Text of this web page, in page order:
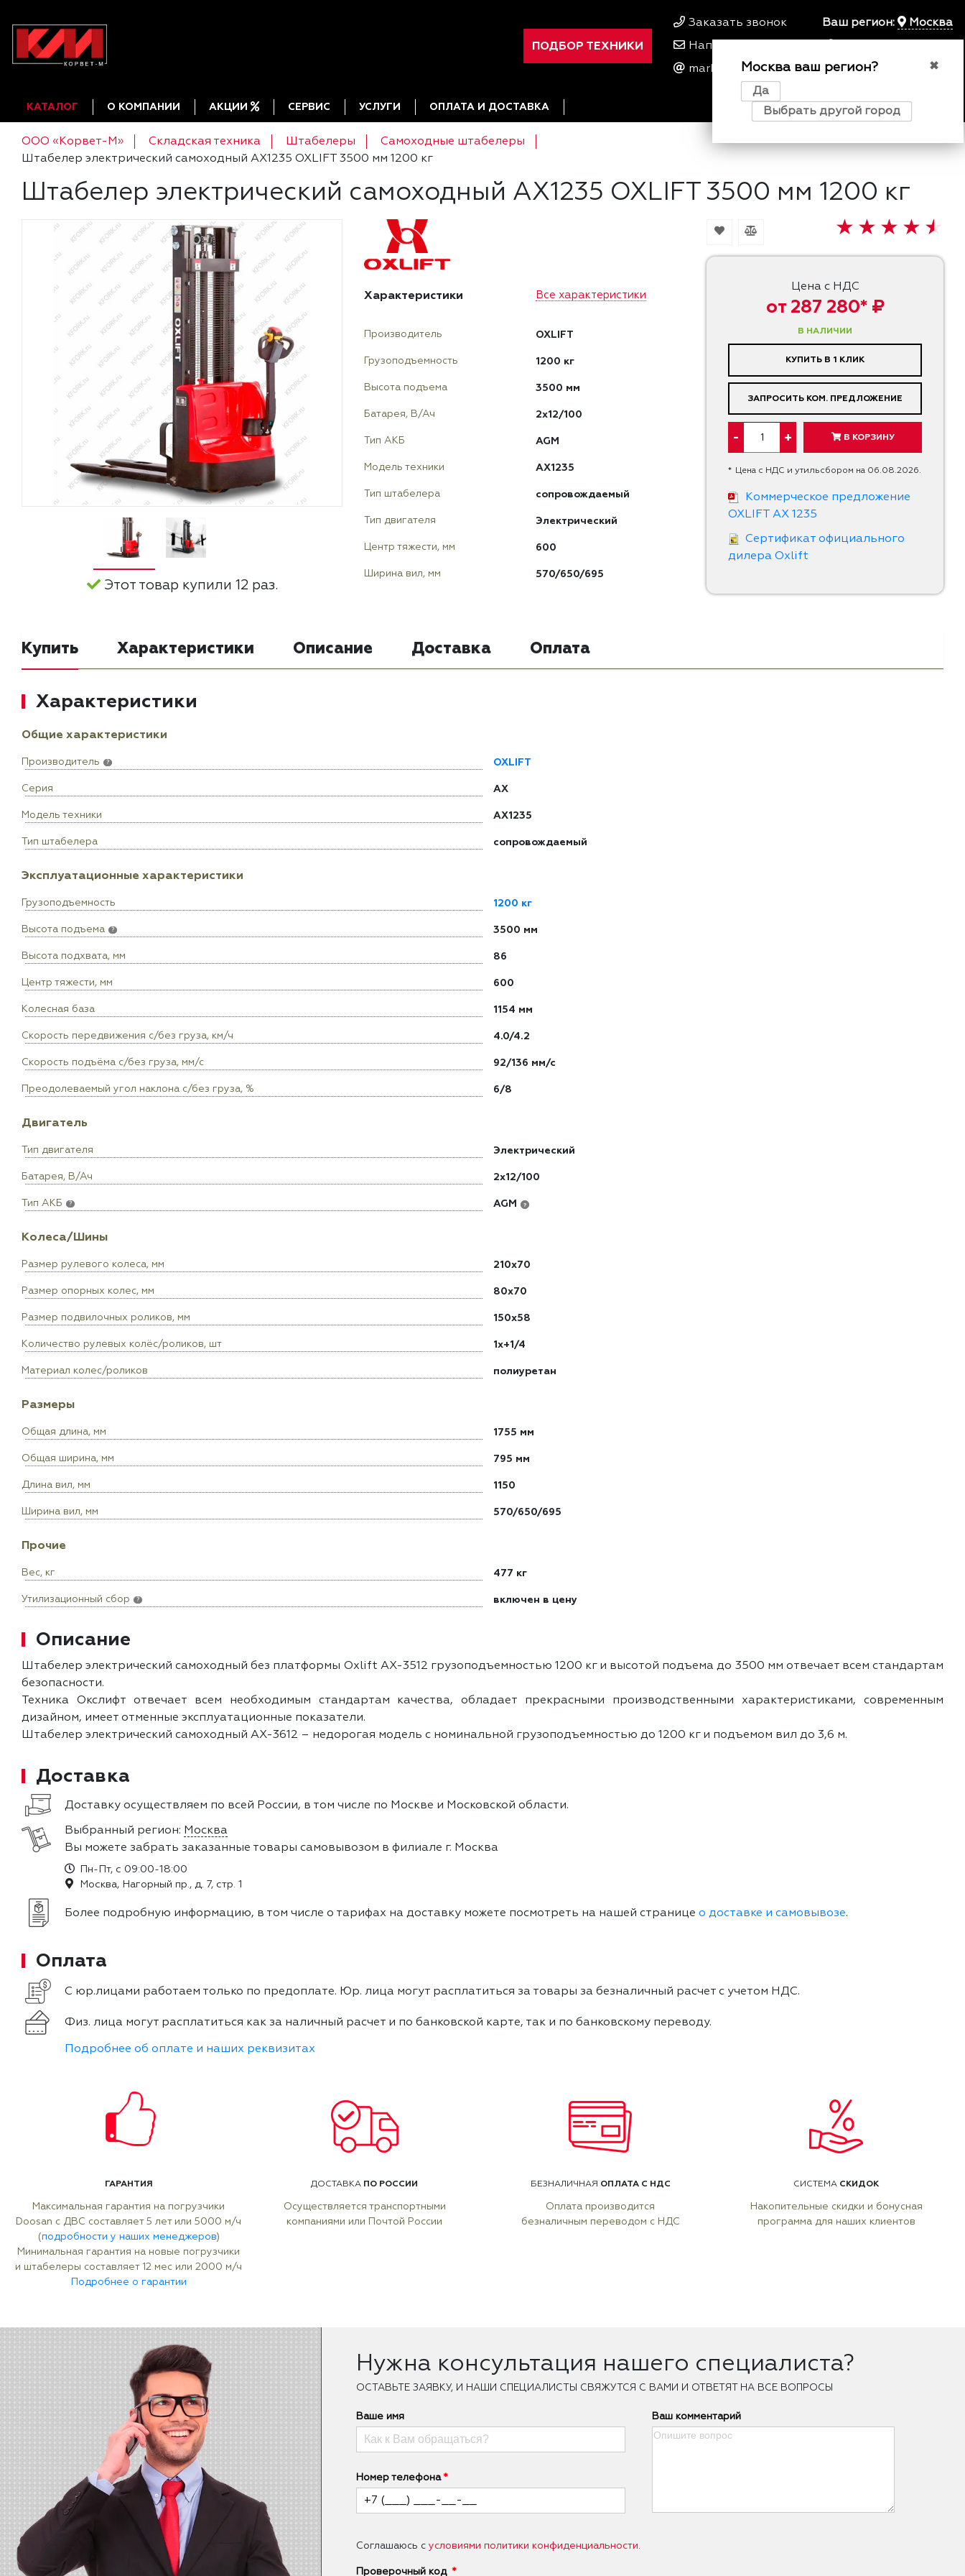
ПОДБОР ТЕХНИКИ
Заказать звонок
Написать нам
marketing@kfork.ru
Ваш регион: Москва
✖
Москва ваш регион?
Да
Выбрать другой город
Пн-Пт 9
00
КАТАЛОГ О КОМПАНИИ АКЦИИ СЕРВИС УСЛУГИ ОПЛАТА И ДОСТАВКА 0
ООО «Корвет-М» Складская техника Штабелеры
Самоходные штабелеры
Штабелер электрический самоходный AX1235 OXLIFT 3500 мм 1200 кг
Штабелер электрический самоходный AX1235 OXLIFT 3500 мм 1200 кг
Цена с НДС
от 287 280* ₽
В НАЛИЧИИ
КУПИТЬ В 1 КЛИК
ЗАПРОСИТЬ КОМ. ПРЕДЛОЖЕНИЕ
- + В КОРЗИНУ
* Цена с НДС и утильсбором на 06.08.2026.
Коммерческое предложение
OXLIFT AX 1235
Cертификат официального
дилера Oxlift
Этот товар купили 12 раз.
Характеристики Все характеристики
Производитель OXLIFT
Грузоподъемность 1200 кг
Высота подъема 3500 мм
Батарея, В/Ач 2х12/100
Тип АКБ AGM
Модель техники AX1235
Тип штабелера сопровождаемый
Тип двигателя Электрический
Центр тяжести, мм 600
Ширина вил, мм 570/650/695
Купить Характеристики Описание Доставка Оплата
Характеристики
Общие характеристики
Производитель ? OXLIFT
Серия AX
Модель техники AX1235
Тип штабелера сопровождаемый
Эксплуатационные характеристики
Грузоподъемность 1200 кг
Высота подъема ? 3500 мм
Высота подхвата, мм 86
Центр тяжести, мм 600
Колесная база 1154 мм
Скорость передвижения с/без груза, км/ч 4.0/4.2
Скорость подъёма с/без груза, мм/с 92/136 мм/с
Преодолеваемый угол наклона с/без груза, % 6/8
Двигатель
Тип двигателя Электрический
Батарея, В/Ач 2х12/100
Тип АКБ ? AGM ?
Колеса/Шины
Размер рулевого колеса, мм 210x70
Размер опорных колес, мм 80x70
Размер подвилочных роликов, мм 150x58
Количество рулевых колёс/роликов, шт 1x+1/4
Материал колес/роликов полиуретан
Размеры
Общая длина, мм 1755 мм
Общая ширина, мм 795 мм
Длина вил, мм 1150
Ширина вил, мм 570/650/695
Прочие
Вес, кг 477 кг
Утилизационный сбор ? включен в цену
Описание
Штабелер электрический самоходный без платформы Oxlift AX-3512 грузоподъемностью 1200 кг и высотой подъема до 3500 мм отвечает всем стандартам
безопасности.
Техника Окслифт отвечает всем необходимым стандартам качества, обладает прекрасными производственными характеристиками, современным
дизайном, имеет отменные эксплуатационные показатели.
Штабелер электрический самоходный AX-3612 – недорогая модель с номинальной грузоподъемностью до 1200 кг и подъемом вил до 3,6 м.
Доставка
Доставку осуществляем по всей России, в том числе по Москве и Московской области.
Выбранный регион: Москва
Вы можете забрать заказанные товары самовывозом в филиале г. Москва
Пн-Пт, с 09:00-18:00
Москва, Нагорный пр., д. 7, стр. 1
Более подробную информацию, в том числе о тарифах на доставку можете посмотреть на нашей странице о доставке и самовывозе.
Оплата
С юр.лицами работаем только по предоплате. Юр. лица могут расплатиться за товары за безналичный расчет с учетом НДС.
Физ. лица могут расплатиться как за наличный расчет и по банковской карте, так и по банковскому переводу.
Подробнее об оплате и наших реквизитах
ГАРАНТИЯ
Максимальная гарантия на погрузчики
Doosan с ДВС составляет 5 лет или 5000 м/ч
(подробности у наших менеджеров)
Минимальная гарантия на новые погрузчики
и штабелеры составляет 12 мес или 2000 м/ч
Подробнее о гарантии
ДОСТАВКА ПО РОССИИ
Осуществляется транспортными
компаниями или Почтой России
БЕЗНАЛИЧНАЯ ОПЛАТА С НДС
Оплата производится
безналичным переводом с НДС
СИСТЕМА СКИДОК
Накопительные скидки и бонусная
программа для наших клиентов
Нужна консультация нашего специалиста?
ОCТАВЬТЕ ЗАЯВКУ, И НАШИ СПЕЦИАЛИСТЫ СВЯЖУТСЯ С ВАМИ И ОТВЕТЯТ НА ВСЕ ВОПРОСЫ
Ваше имя
Номер телефона
Ваш комментарий
Соглашаюсь с условиями политики конфиденциальности.
Проверочный код